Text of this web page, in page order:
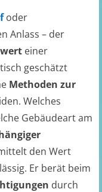
oder
Anlass – der
einer
geschätzt
Methoden zur
Welches
Gebäudeart am
den Wert
Er berät beim
durch